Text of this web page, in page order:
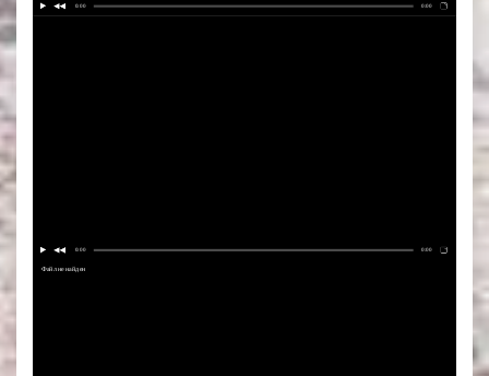
0:00 0:00
0:00 0:00
Файл не найден